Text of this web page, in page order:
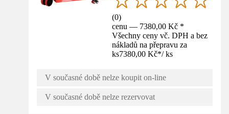
(0)
cenu — 7380,00 Kč *
Všechny ceny vč. DPH a bez
nákladů na přepravu za
ks7380,00 Kč*/ ks
V současné době nelze koupit on-line
V současné době nelze rezervovat